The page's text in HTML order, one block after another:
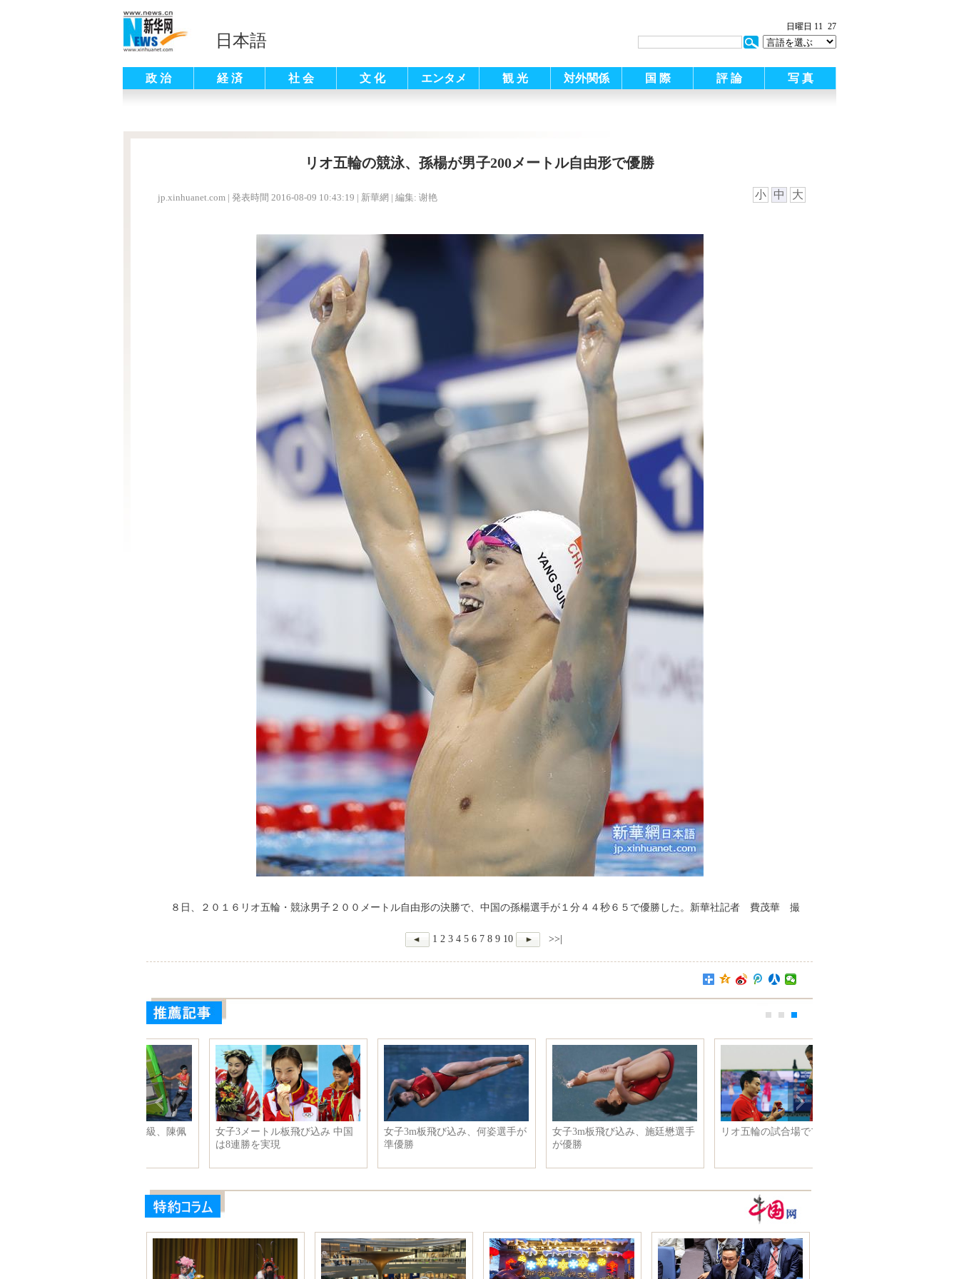
日本語
日曜日 11 27
政 治 経 済 社 会 文 化 エンタメ 観 光 対外関係 国 際 評 論 写 真
リオ五輪の競泳、孫楊が男子200メートル自由形で優勝
jp.xinhuanet.com | 発表時間 2016-08-09 10:43:19 | 新華網 | 編集: 谢艳 小 中 大
８日、２０１６リオ五輪・競泳男子２００メートル自由形の決勝で、中国の孫楊選手が１分４４秒６５で優勝した。 新華社記者 費茂華 撮
1 2 3 4 5 6 7 8 9 10 >>|
女子3m板飛び込み、何姿選手が
女子3m板飛び込み、施廷懋選手
リオ五輪の試合場でプロポーズ
デサント、長春に中国1号店をオ